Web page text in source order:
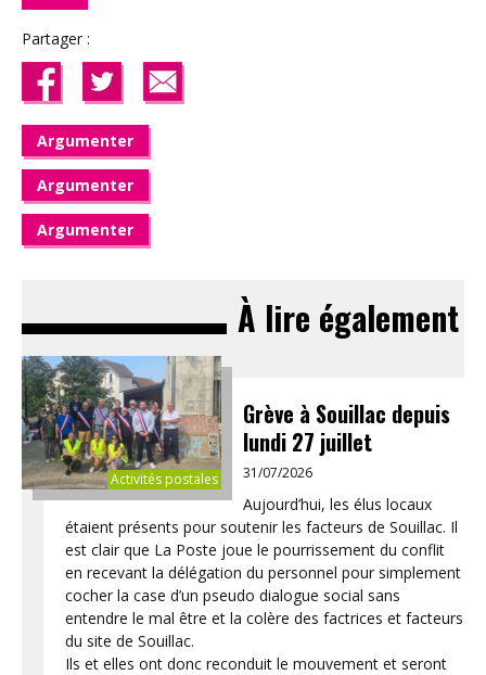
Partager :
Argumenter
Argumenter
Argumenter
À lire également
Activités postales
Grève à Souillac depuis
lundi 27 juillet
31/07/2026
Aujourd’hui, les élus locaux
étaient présents pour soutenir les facteurs de Souillac. Il
est clair que La Poste joue le pourrissement du conflit
en recevant la délégation du personnel pour simplement
cocher la case d’un pseudo dialogue social sans
entendre le mal être et la colère des factrices et facteurs
du site de Souillac.
Ils et elles ont donc reconduit le mouvement et seront